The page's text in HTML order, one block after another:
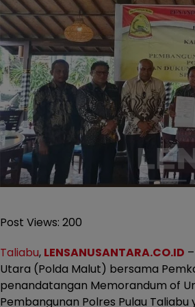
Post Views: 200
Taliabu, LENSANUSANTARA.CO.ID
Utara (Polda Malut) bersama
penandatangan Memorandum of
Pembangunan Polres Pulau